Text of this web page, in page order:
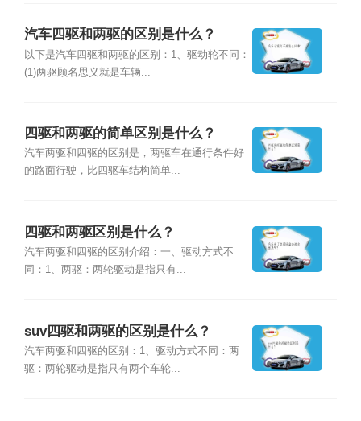
汽车四驱和两驱的区别是什么？
以下是汽车四驱和两驱的区别：1、驱动轮不同：
(1)两驱顾名思义就是车辆...
四驱和两驱的简单区别是什么？
汽车两驱和四驱的区别是，两驱车在通行条件好
的路面行驶，比四驱车结构简单...
四驱和两驱区别是什么？
汽车两驱和四驱的区别介绍：一、驱动方式不
同：1、两驱：两轮驱动是指只有...
suv四驱和两驱的区别是什么？
汽车两驱和四驱的区别：1、驱动方式不同：两
驱：两轮驱动是指只有两个车轮...